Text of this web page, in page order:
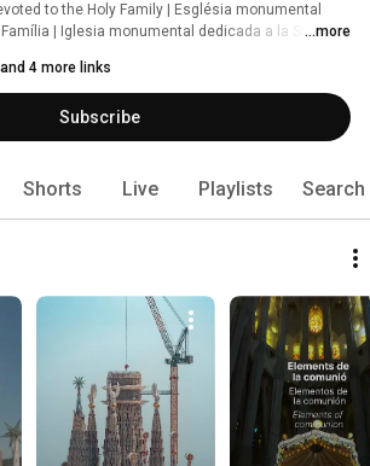
to the Holy Family | Església monumental
| Iglesia monumental dedicada a la Sagrada
...more
and 4 more links
Subscribe
Shorts Live Playlists Search